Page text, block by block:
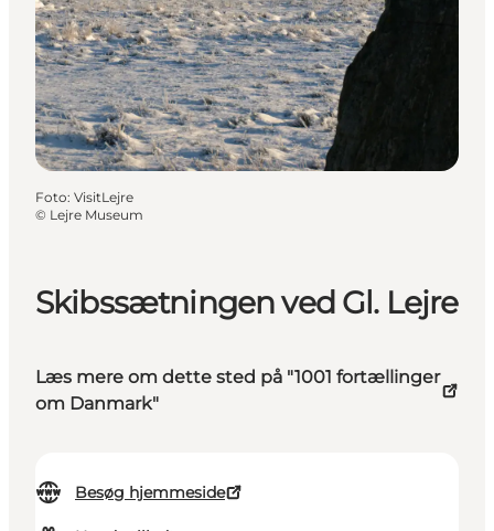
Overnatning
Oplevelser
Skibssætningen ved Gl. Lejre
Læs mere om dette sted på "1001 fortællinger
om Danmark"
Besøg hjemmeside
Foto: VisitLejre
© Lejre Museum